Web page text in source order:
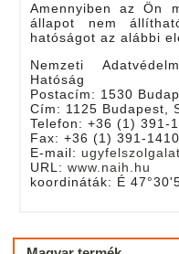
Amennyiben az Ön
állapot nem
hatóságot az alábbi
Nemzeti
Hatóság
Postacím: 1530
Cím: 1125 Budapest,
Telefon: +36 (1) 391-
Fax: +36 (1) 391-1410
E-mail:
URL:www.naih.hu
koordináták: É